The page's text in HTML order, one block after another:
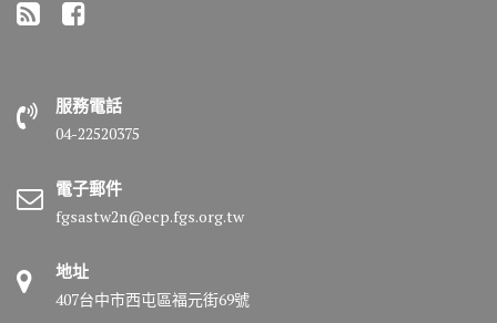
服務電話
04-22520375
電子郵件
fgsastw2n@ecp.fgs.org.tw
地址
407台中市西屯區福元街69號